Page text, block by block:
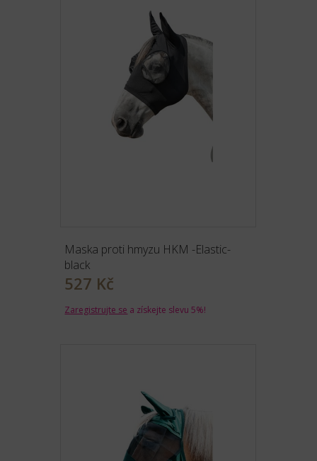
Maska proti hmyzu HKM -Elastic-
black
527 Kč
Zaregistrujte se a získejte slevu 5%!